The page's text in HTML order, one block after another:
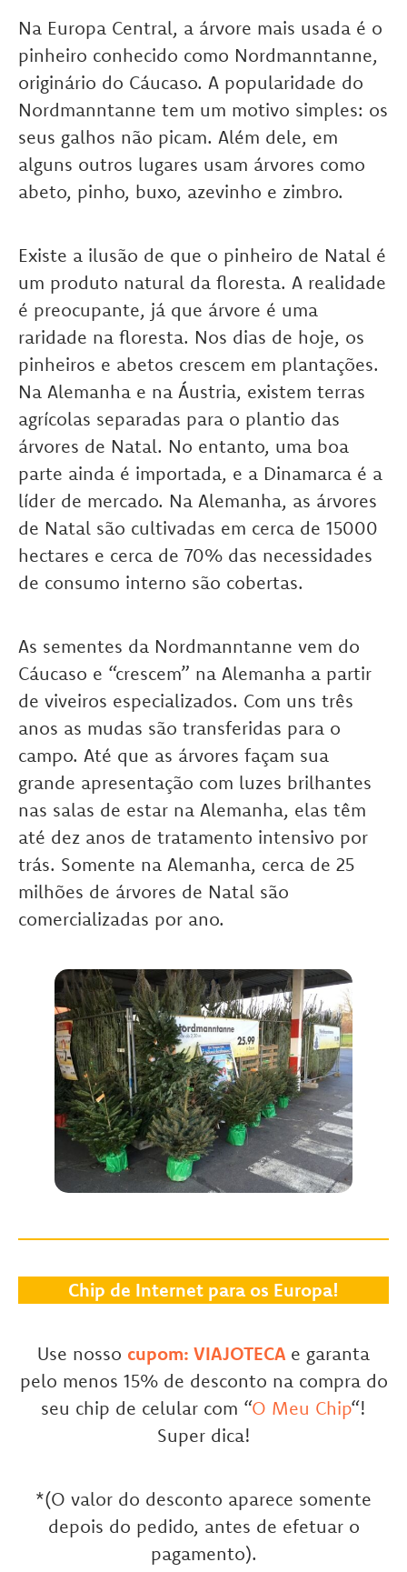
Na Europa Central, a árvore mais usada é o
pinheiro conhecido como Nordmanntanne,
originário do Cáucaso. A popularidade do
Nordmanntanne tem um motivo simples: os
seus galhos não picam. Além dele, em
alguns outros lugares usam árvores como
abeto, pinho, buxo, azevinho e zimbro.
Existe a ilusão de que o pinheiro de Natal é
um produto natural da floresta. A realidade
é preocupante, já que árvore é uma
raridade na floresta. Nos dias de hoje, os
pinheiros e abetos crescem em plantações.
Na Alemanha e na Áustria, existem terras
agrícolas separadas para o plantio das
árvores de Natal. No entanto, uma boa
parte ainda é importada, e a Dinamarca é a
líder de mercado. Na Alemanha, as árvores
de Natal são cultivadas em cerca de 15000
hectares e cerca de 70% das necessidades
de consumo interno são cobertas.
As sementes da Nordmanntanne vem do
Cáucaso e “crescem” na Alemanha a partir
de viveiros especializados. Com uns três
anos as mudas são transferidas para o
campo. Até que as árvores façam sua
grande apresentação com luzes brilhantes
nas salas de estar na Alemanha, elas têm
até dez anos de tratamento intensivo por
trás. Somente na Alemanha, cerca de 25
milhões de árvores de Natal são
comercializadas por ano.
Chip de Internet para os Europa!
Use nosso cupom: VIAJOTECA e garanta
pelo menos 15% de desconto na compra do
seu chip de celular com “O Meu Chip“!
Super dica!
*(O valor do desconto aparece somente
depois do pedido, antes de efetuar o
pagamento).